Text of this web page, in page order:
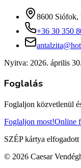
8600 Siófok,
+36 30 350
Nyitva: 2026. április
Foglalás
Foglaljon közvetlenül
Foglaljon most!Online
SZÉP kártya elfogadott
© 2026 Caesar